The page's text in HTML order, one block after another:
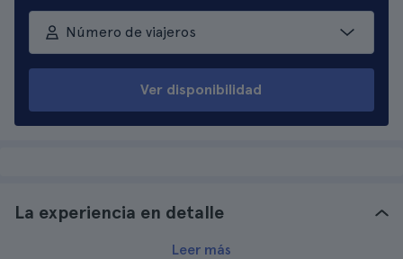
Número de viajeros
Ver disponibilidad
La experiencia en detalle
Leer más